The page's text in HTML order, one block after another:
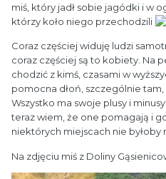
miś, który jadł sobie jagódki i w
którzy koło niego przechodzili
Coraz częściej widuję ludzi
coraz częściej są to kobiety. Na
chodzić z kimś, czasami w
pomocna dłoń, szczególnie
Wszystko ma swoje plusy i
teraz wiem, że one pomagają i
niektórych miejscach nie byłoby
Na zdjęciu miś z Doliny